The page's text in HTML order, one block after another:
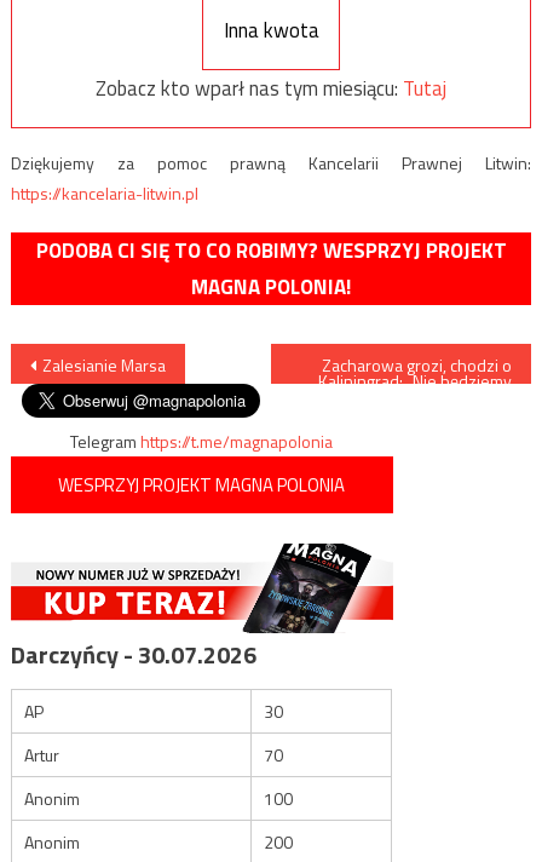
Inna kwota
Zobacz kto wparł nas tym miesiącu: Tutaj
Dziękujemy za pomoc prawną Kancelarii Prawnej Litwin:
https://kancelaria-litwin.pl
PODOBA CI SIĘ TO CO ROBIMY? WESPRZYJ PROJEKT
MAGNA POLONIA!
Nawigacja
wpisu
Zalesianie Marsa Zacharowa grozi, chodzi o
Kaliningrad: „Nie będziemy
Telegramhttps://t.me/magnapolonia
WESPRZYJ PROJEKT MAGNA POLONIA
Darczyńcy - 30.07.2026
AP
30
Artur
70
Anonim
100
Anonim
200